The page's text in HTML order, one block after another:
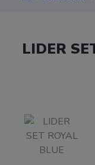
LIDER